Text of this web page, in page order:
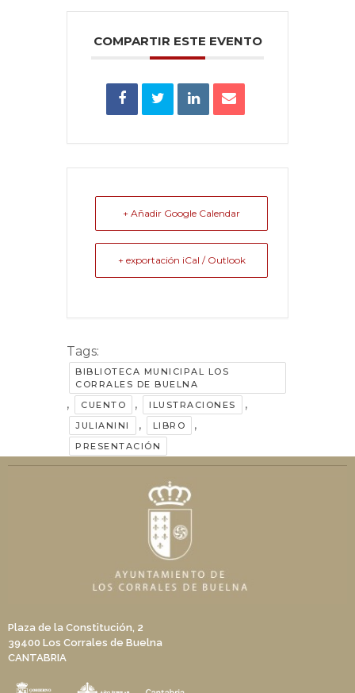
COMPARTIR ESTE EVENTO
+ Añadir Google Calendar
+ exportación iCal / Outlook
Tags:
BIBLIOTECA MUNICIPAL LOS
CORRALES DE BUELNA
, CUENTO , ILUSTRACIONES ,
JULIANINI , LIBRO ,
PRESENTACIÓN
Plaza de la Constitución, 2
39400 Los Corrales de Buelna
CANTABRIA